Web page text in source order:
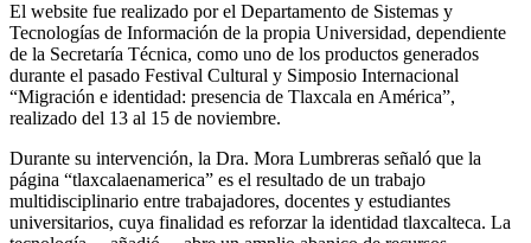
El website fue realizado por el Departamento de Sistemas y
Tecnologías de Información de la propia Universidad, dependiente
de la Secretaría Técnica, como uno de los productos generados
durante el pasado Festival Cultural y Simposio Internacional
“Migración e identidad: presencia de Tlaxcala en América”,
realizado del 13 al 15 de noviembre.
Durante su intervención, la Dra. Mora Lumbreras señaló que la
página “tlaxcalaenamerica” es el resultado de un trabajo
multidisciplinario entre trabajadores, docentes y estudiantes
universitarios, cuya finalidad es reforzar la identidad tlaxcalteca. La